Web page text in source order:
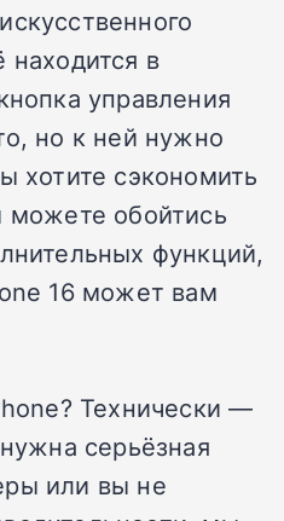
находится в
управления
но к ней нужно
хотите сэкономить
можете обойтись
функций,
16 может вам
Технически —
серьёзная
или вы не